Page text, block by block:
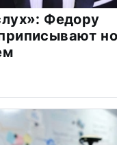
Федору